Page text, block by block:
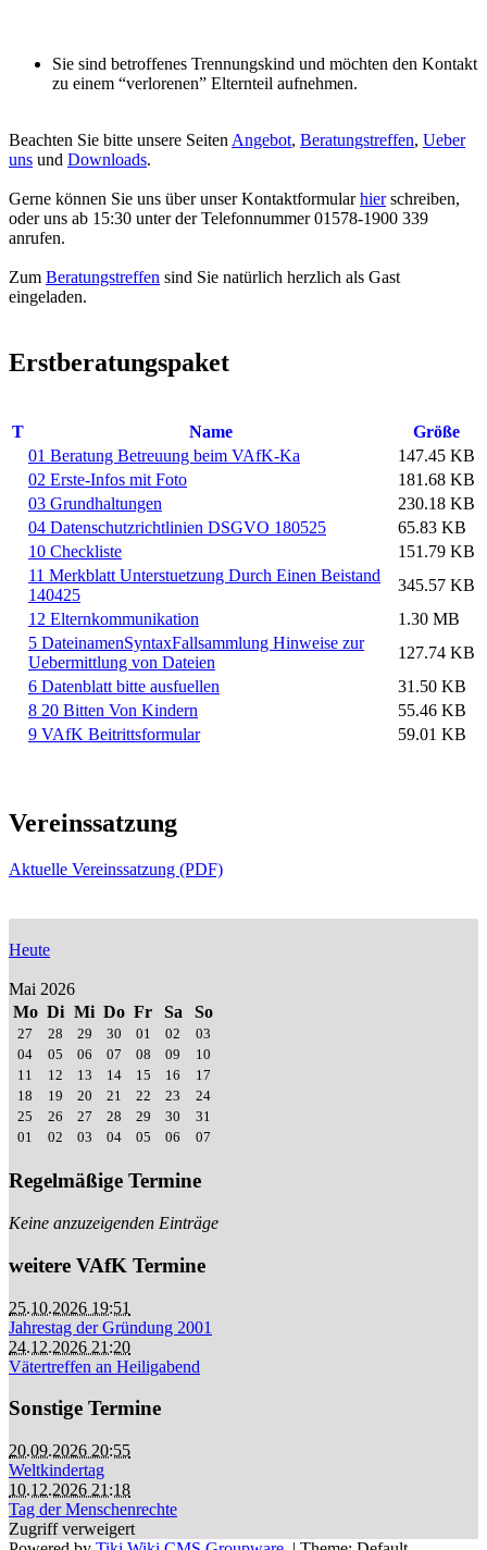
Sie sind betroffenes Trennungskind und möchten den Kontakt
zu einem “verlorenen” Elternteil aufnehmen.
Beachten Sie bitte unsere Seiten Angebot, Beratungstreffen, Ueber
uns und Downloads.
Gerne können Sie uns über unser Kontaktformularhierschreiben,
oder uns ab 15:30 unter der Telefonnummer 01578-1900 339
anrufen.
Zum Beratungstreffen sind Sie natürlich herzlich als Gast
eingeladen.
Erstberatungspaket
T Name
Größe
01 Beratung Betreuung beim VAfK-Ka
147.45 KB
02 Erste-Infos mit Foto
181.68 KB
03 Grundhaltungen
230.18 KB
04 Datenschutzrichtlinien DSGVO 180525
65.83 KB
10 Checkliste
151.79 KB
11 Merkblatt Unterstuetzung Durch Einen Beistand
140425
345.57 KB
12 Elternkommunikation
1.30 MB
5 DateinamenSyntaxFallsammlung Hinweise zur
Uebermittlung von Dateien
127.74 KB
6 Datenblatt bitte ausfuellen
31.50 KB
8 20 Bitten Von Kindern
55.46 KB
9 VAfK Beitrittsformular
59.01 KB
Vereinssatzung
Aktuelle Vereinssatzung (PDF)
Heute
Mai 2026
Mo Di Mi Do Fr Sa So
27 28 29 30 01 02
03
04
05 06 07 08 09
10
11
12 13 14 15 16
17
18
19 20 21 22 23
24
25
26 27 28 29 30
31
01
02 03 04 05 06 07
Regelmäßige Termine
Keine anzuzeigenden Einträge
weitere VAfK Termine
25.10.2026 19:51
Jahrestag der Gründung 2001
24.12.2026 21:20
Vätertreffen an Heiligabend
Sonstige Termine
20.09.2026 20:55
Weltkindertag
10.12.2026 21:18
Tag der Menschenrechte
Zugriff verweigert